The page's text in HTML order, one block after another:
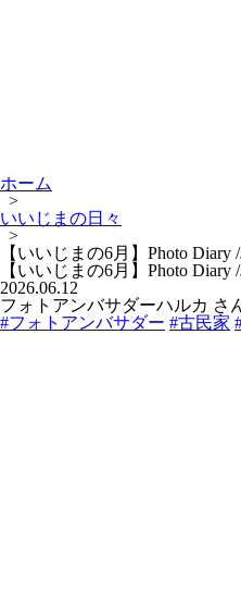
ホーム
>
いいじまの日々
>
【いいじまの6月】Photo
【いいじまの6月】Photo
2026.06.12
フォトアンバサダーハルカ さ
#フォトアンバサダー #古民家